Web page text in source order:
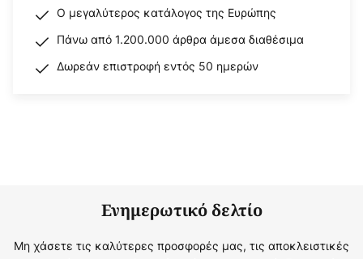
Ο μεγαλύτερος κατάλογος της Ευρώπης
Πάνω από 1.200.000 άρθρα άμεσα διαθέσιμα
Δωρεάν επιστροφή εντός 50 ημερών
Ενημερωτικό δελτίο
Μη χάσετε τις καλύτερες προσφορές μας, τις αποκλειστικές